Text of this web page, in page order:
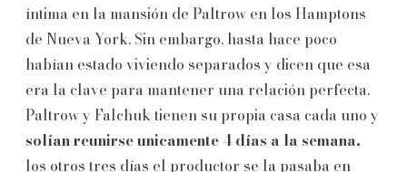
íntima en la mansión de Paltrow en los Hamptons
de Nueva York. Sin embargo, hasta hace poco
habían estado viviendo separados y dicen que esa
era la clave para mantener una relación perfecta.
Paltrow y Falchuk tienen su propia casa cada uno y
solían reunirse unicamente 4 días a la semana,
los otros tres días el productor se la pasaba en